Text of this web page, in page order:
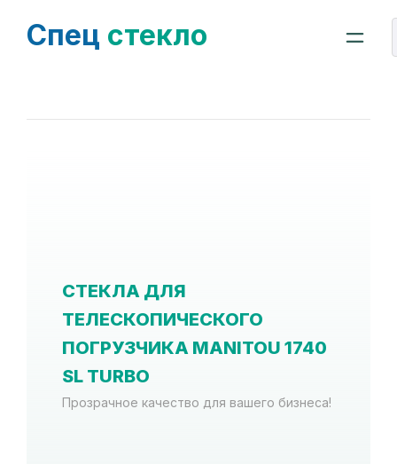
Спец стекло
СТЕКЛА ДЛЯ
ТЕЛЕСКОПИЧЕСКОГО
ПОГРУЗЧИКА MANITOU 1740
SL TURBO
Прозрачное качество для вашего бизнеса!